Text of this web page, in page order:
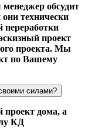
обсудит
технически
переработки
проект
проекта. Мы
по Вашему
силами?
дома, а
КД